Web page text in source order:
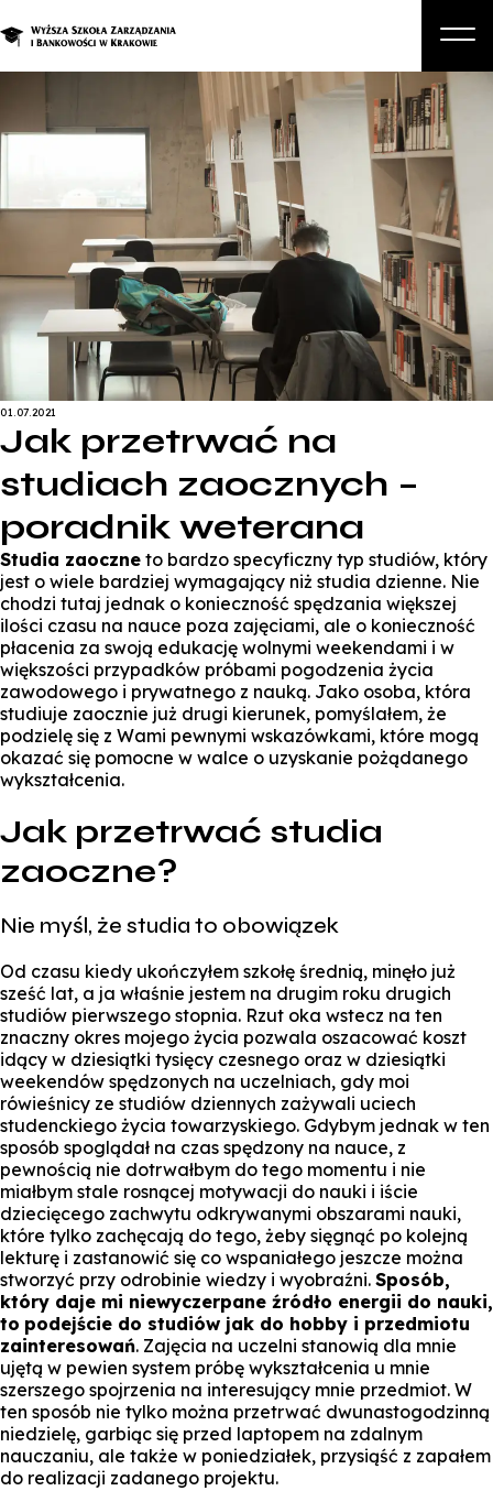
O nas
Studia
Studia podyplomowe i kursy
Kandydat
Student
Biznes
Zapisz się na studia
01.07.2021
Jak przetrwać na
studiach zaocznych –
poradnik weterana
Studia zaoczne to bardzo specyficzny typ studiów, który
jest o wiele bardziej wymagający niż studia dzienne. Nie
chodzi tutaj jednak o konieczność spędzania większej
ilości czasu na nauce poza zajęciami, ale o konieczność
płacenia za swoją edukację wolnymi weekendami i w
większości przypadków próbami pogodzenia życia
zawodowego i prywatnego z nauką. Jako osoba, która
studiuje zaocznie już drugi kierunek, pomyślałem, że
podzielę się z Wami pewnymi wskazówkami, które mogą
okazać się pomocne w walce o uzyskanie pożądanego
wykształcenia.
Jak przetrwać studia
zaoczne?
Nie myśl, że studia to obowiązek
Od czasu kiedy ukończyłem szkołę średnią, minęło już
sześć lat, a ja właśnie jestem na drugim roku drugich
studiów pierwszego stopnia. Rzut oka wstecz na ten
znaczny okres mojego życia pozwala oszacować koszt
idący w dziesiątki tysięcy czesnego oraz w dziesiątki
weekendów spędzonych na uczelniach, gdy moi
rówieśnicy ze studiów dziennych zażywali uciech
studenckiego życia towarzyskiego. Gdybym jednak w ten
sposób spoglądał na czas spędzony na nauce, z
pewnością nie dotrwałbym do tego momentu i nie
miałbym stale rosnącej motywacji do nauki i iście
dziecięcego zachwytu odkrywanymi obszarami nauki,
które tylko zachęcają do tego, żeby sięgnąć po kolejną
lekturę i zastanowić się co wspaniałego jeszcze można
stworzyć przy odrobinie wiedzy i wyobraźni. Sposób,
który daje mi niewyczerpane źródło energii do nauki,
to podejście do studiów jak do hobby i przedmiotu
zainteresowań. Zajęcia na uczelni stanowią dla mnie
ujętą w pewien system próbę wykształcenia u mnie
szerszego spojrzenia na interesujący mnie przedmiot. W
ten sposób nie tylko można przetrwać dwunastogodzinną
niedzielę, garbiąc się przed laptopem na zdalnym
nauczaniu, ale także w poniedziałek, przysiąść z zapałem
do realizacji zadanego projektu.